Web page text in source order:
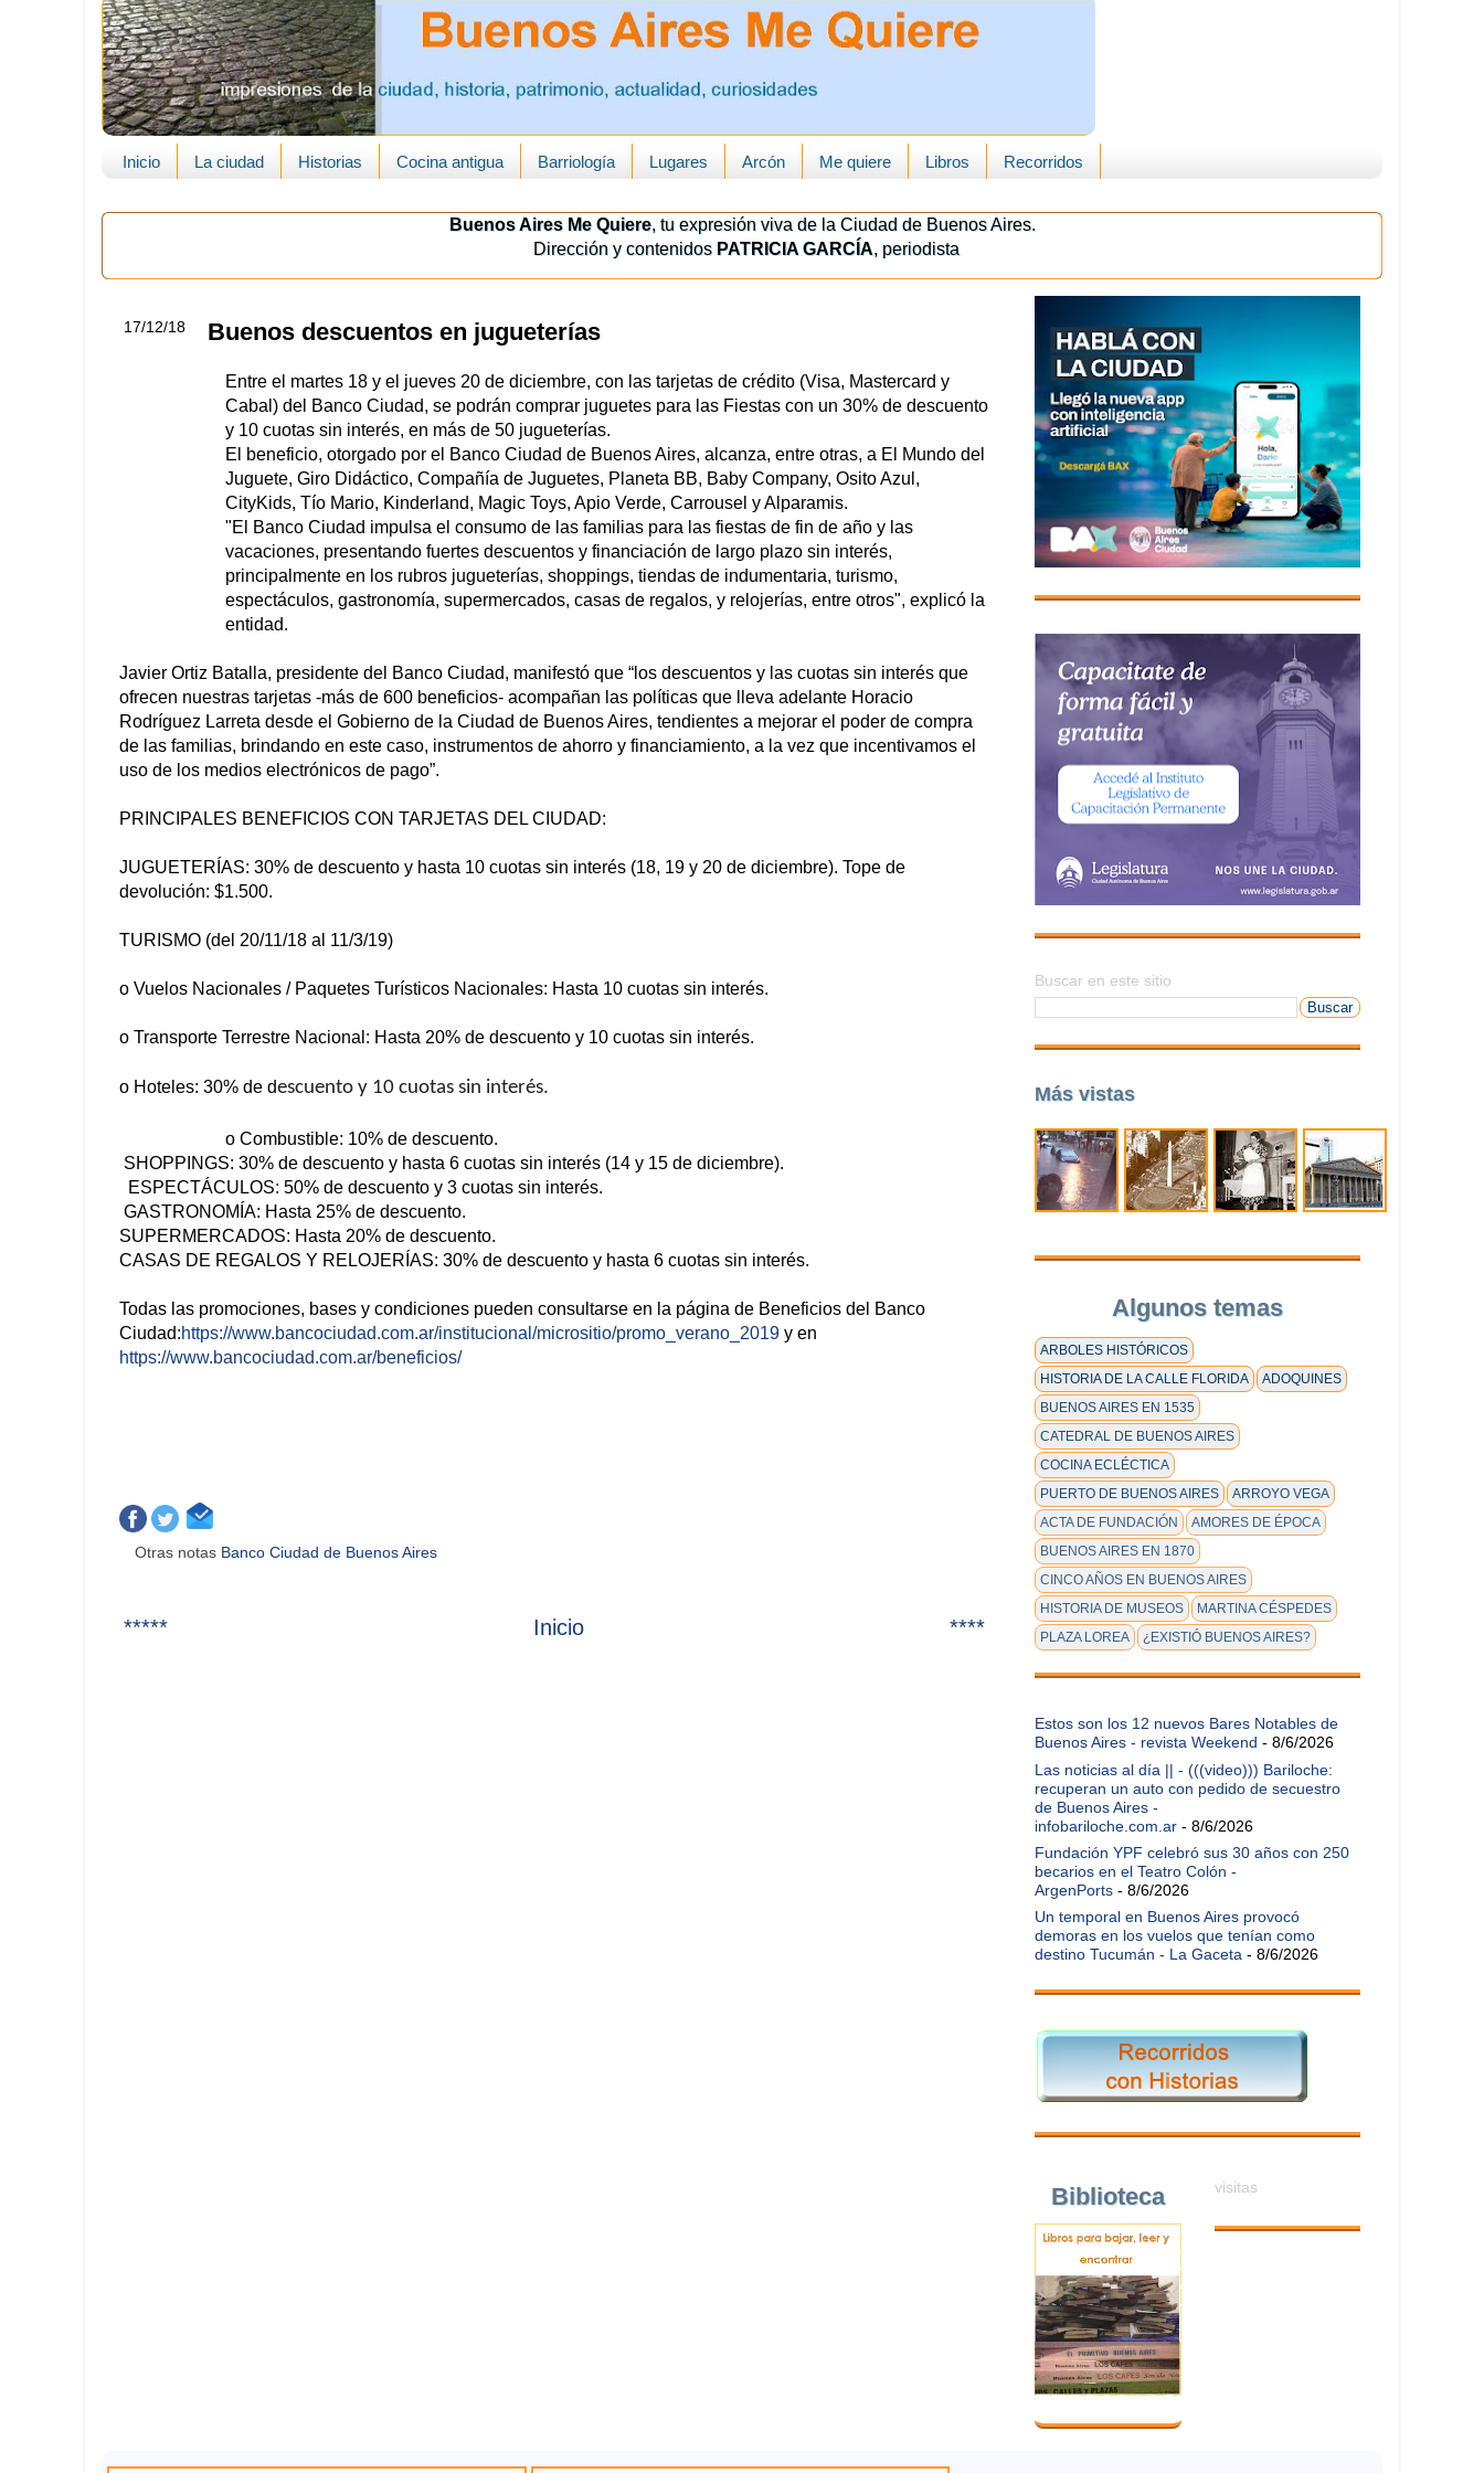
Inicio La ciudad Historias Cocina antigua Barriología Lugares Arcón Me quiere Libros Recorridos
Buenos Aires Me Quiere, tu expresión viva de la Ciudad de Buenos Aires.
Dirección y contenidos PATRICIA GARCÍA, periodista
17/12/18 Buenos descuentos en jugueterías
Entre el martes 18 y el jueves 20 de diciembre, con las tarjetas de crédito (Visa, Mastercard y
Cabal) del Banco Ciudad, se podrán comprar juguetes para las Fiestas con un 30% de descuento
y 10 cuotas sin interés, en más de 50 jugueterías.
El beneficio, otorgado por el Banco Ciudad de Buenos Aires, alcanza, entre otras, a El Mundo del
Juguete, Giro Didáctico, Compañía de Juguetes, Planeta BB, Baby Company, Osito Azul,
CityKids, Tío Mario, Kinderland, Magic Toys, Apio Verde, Carrousel y Alparamis.
"El Banco Ciudad impulsa el consumo de las familias para las fiestas de fin de año y las
vacaciones, presentando fuertes descuentos y financiación de largo plazo sin interés,
principalmente en los rubros jugueterías, shoppings, tiendas de indumentaria, turismo,
espectáculos, gastronomía, supermercados, casas de regalos, y relojerías, entre otros", explicó la
entidad.
Javier Ortiz Batalla, presidente del Banco Ciudad, manifestó que “los descuentos y las cuotas sin interés que
ofrecen nuestras tarjetas -más de 600 beneficios- acompañan las políticas que lleva adelante Horacio
Rodríguez Larreta desde el Gobierno de la Ciudad de Buenos Aires, tendientes a mejorar el poder de compra
de las familias, brindando en este caso, instrumentos de ahorro y financiamiento, a la vez que incentivamos el
uso de los medios electrónicos de pago”.
PRINCIPALES BENEFICIOS CON TARJETAS DEL CIUDAD:
JUGUETERÍAS: 30% de descuento y hasta 10 cuotas sin interés (18, 19 y 20 de diciembre). Tope de
devolución: $1.500.
TURISMO (del 20/11/18 al 11/3/19)
o Vuelos Nacionales / Paquetes Turísticos Nacionales: Hasta 10 cuotas sin interés.
o Transporte Terrestre Nacional: Hasta 20% de descuento y 10 cuotas sin interés.
o Hoteles: 30% de descuento y 10 cuotas sin interés.
o Combustible: 10% de descuento.
SHOPPINGS: 30% de descuento y hasta 6 cuotas sin interés (14 y 15 de diciembre).
ESPECTÁCULOS: 50% de descuento y 3 cuotas sin interés.
GASTRONOMÍA: Hasta 25% de descuento.
SUPERMERCADOS: Hasta 20% de descuento.
CASAS DE REGALOS Y RELOJERÍAS: 30% de descuento y hasta 6 cuotas sin interés.
Todas las promociones, bases y condiciones pueden consultarse en la página de Beneficios del Banco
Ciudad:https://www.bancociudad.com.ar/institucional/micrositio/promo_verano_2019 y en
https://www.bancociudad.com.ar/beneficios/
Otras notas Banco Ciudad de Buenos Aires
***** ****
Inicio
Buscar en este sitio
Más vistas
Algunos temas
ARBOLES HISTÓRICOS
HISTORIA DE LA CALLE FLORIDA
ADOQUINES
BUENOS AIRES EN 1535
CATEDRAL DE BUENOS AIRES
COCINA ECLÉCTICA
PUERTO DE BUENOS AIRES
ARROYO VEGA
ACTA DE FUNDACIÓN
AMORES DE ÉPOCA
BUENOS AIRES EN 1870
CINCO AÑOS EN BUENOS AIRES
HISTORIA DE MUSEOS
MARTINA CÉSPEDES
PLAZA LOREA
¿EXISTIÓ BUENOS AIRES?
Estos son los 12 nuevos Bares Notables de
Buenos Aires - revista Weekend - 8/6/2026
Las noticias al día || - (((video))) Bariloche:
recuperan un auto con pedido de secuestro
de Buenos Aires -
infobariloche.com.ar - 8/6/2026
Fundación YPF celebró sus 30 años con 250
becarios en el Teatro Colón -
ArgenPorts - 8/6/2026
Un temporal en Buenos Aires provocó
demoras en los vuelos que tenían como
destino Tucumán - La Gaceta - 8/6/2026
Biblioteca visitas